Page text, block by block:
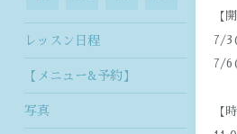
【
7/
7/
【
レッスン日程
【メニュー&予約】
写真